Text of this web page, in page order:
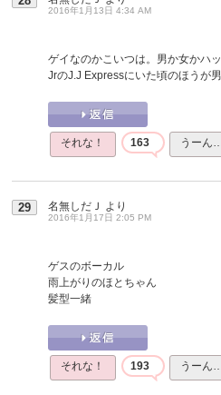
2016年1月13日 4:34 AM
ゲイなのかこいつは。男か女かハ
JrのJ.J Expressにいた頃のほうが男
それな！ 163 うーん
29 名無しだＪ より
2016年1月17日 2:05 PM
ゲスのボーカル
雨上がりのほとちゃん
髪型一緒
それな！ 193 うーん